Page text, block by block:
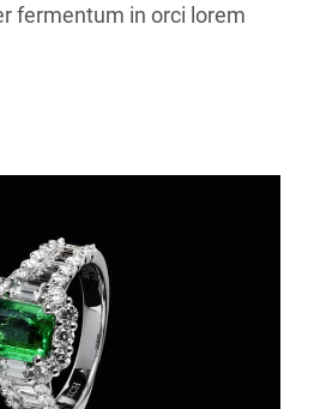
fermentum in orci lorem